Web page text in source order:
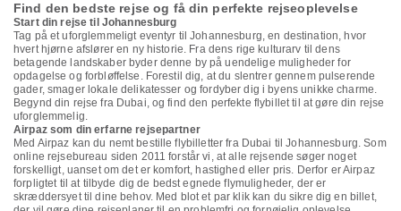
Find den bedste rejse og få din perfekte rejseoplevelse
Start din rejse til Johannesburg
Tag på et uforglemmeligt eventyr til Johannesburg, en destination, hvor
hvert hjørne afslører en ny historie. Fra dens rige kulturarv til dens
betagende landskaber byder denne by på uendelige muligheder for
opdagelse og forbløffelse. Forestil dig, at du slentrer gennem pulserende
gader, smager lokale delikatesser og fordyber dig i byens unikke charme.
Begynd din rejse fra Dubai, og find den perfekte flybillet til at gøre din rejse
uforglemmelig.
Airpaz som din erfarne rejsepartner
Med Airpaz kan du nemt bestille flybilletter fra Dubai til Johannesburg. Som
online rejsebureau siden 2011 forstår vi, at alle rejsende søger noget
forskelligt, uanset om det er komfort, hastighed eller pris. Derfor er Airpaz
forpligtet til at tilbyde dig de bedst egnede flymuligheder, der er
skræddersyet til dine behov. Med blot et par klik kan du sikre dig en billet,